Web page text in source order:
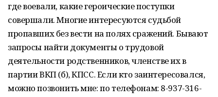
где воевали, какие героические поступки
совершали. Многие интересуются судьбой
пропавших без вести на полях сражений. Бывают
запросы найти документы о трудовой
деятельности родственников, членстве их в
партии ВКП (б), КПСС. Если кто заинтересовался,
можно позвонить мне: по телефонам: 8-937-316-